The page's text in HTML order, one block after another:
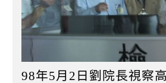
98年5月2日劉院長視察